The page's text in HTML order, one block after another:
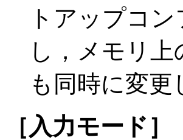
トアップコ
し，メモリ
も同時に変更
［入力モード］